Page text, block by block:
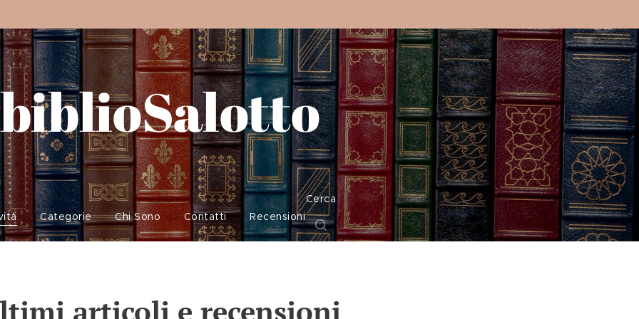
biblioSalotto
Categorie Chi Sono Contatti Recensioni
Cerca
articoli e recensioni